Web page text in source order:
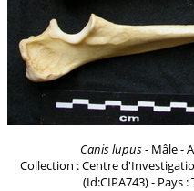
Canis lupus- Mâle -
Collection : Centre
(Id:CIPA743) - Pays